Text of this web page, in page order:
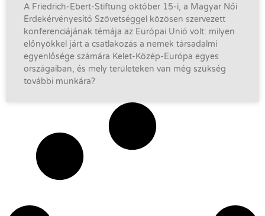
A Friedrich-Ebert-Stiftung október 15-i, a Magyar Női
Érdekérvényesítő Szövetséggel közösen szervezett
konferenciájának témája az Európai Unió volt: milyen
előnyökkel járt a csatlakozás a nemek társadalmi
egyenlősége számára Kelet-Közép-Európa egyes
országaiban, és mely területeken van még szükség
további munkára?